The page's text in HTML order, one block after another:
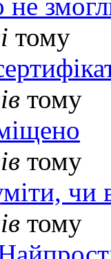
тому
тому
тому
чи
тому